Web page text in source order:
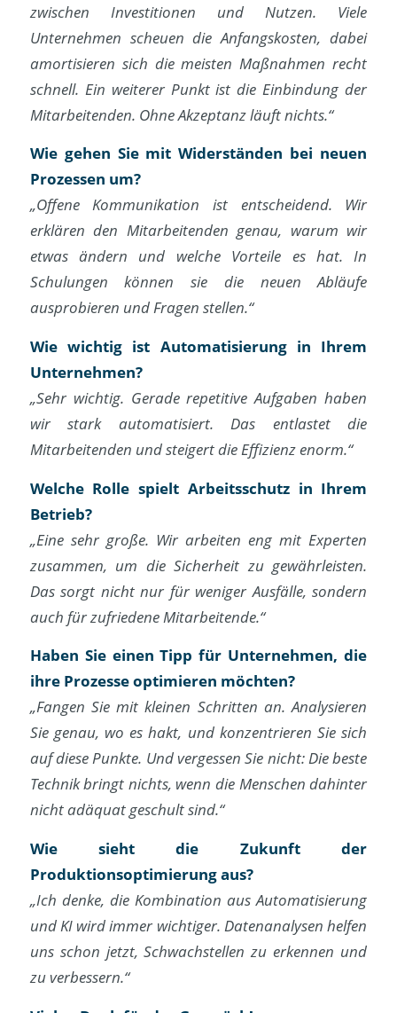
zwischen Investitionen und Nutzen. Viele
Unternehmen scheuen die Anfangskosten, dabei
amortisieren sich die meisten Maßnahmen recht
schnell. Ein weiterer Punkt ist die Einbindung der
Mitarbeitenden. Ohne Akzeptanz läuft nichts.“
Wie gehen Sie mit Widerständen bei neuen
Prozessen um?
„Offene Kommunikation ist entscheidend. Wir
erklären den Mitarbeitenden genau, warum wir
etwas ändern und welche Vorteile es hat. In
Schulungen können sie die neuen Abläufe
ausprobieren und Fragen stellen.“
Wie wichtig ist Automatisierung in Ihrem
Unternehmen?
„Sehr wichtig. Gerade repetitive Aufgaben haben
wir stark automatisiert. Das entlastet die
Mitarbeitenden und steigert die Effizienz enorm.“
Welche Rolle spielt Arbeitsschutz in Ihrem
Betrieb?
„Eine sehr große. Wir arbeiten eng mit Experten
zusammen, um die Sicherheit zu gewährleisten.
Das sorgt nicht nur für weniger Ausfälle, sondern
auch für zufriedene Mitarbeitende.“
Haben Sie einen Tipp für Unternehmen, die
ihre Prozesse optimieren möchten?
„Fangen Sie mit kleinen Schritten an. Analysieren
Sie genau, wo es hakt, und konzentrieren Sie sich
auf diese Punkte. Und vergessen Sie nicht: Die beste
Technik bringt nichts, wenn die Menschen dahinter
nicht adäquat geschult sind.“
Wie sieht die Zukunft der
Produktionsoptimierung aus?
„Ich denke, die Kombination aus Automatisierung
und KI wird immer wichtiger. Datenanalysen helfen
uns schon jetzt, Schwachstellen zu erkennen und
zu verbessern.“